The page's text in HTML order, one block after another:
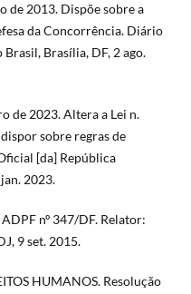
de 2013. Dispõe sobre a
da Concorrência. Diário
Brasília, DF, 2 ago.
de 2023. Altera a Lei n.
sobre regras de
[da] República
2023.
nº 347/DF. Relator:
9 set. 2015.
HUMANOS. Resolução